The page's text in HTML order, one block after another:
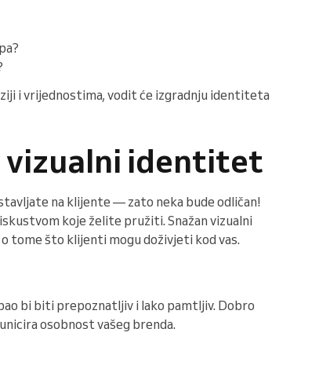
i vrijednostima, vodit će izgradnju identiteta
identitet
na klijente — zato neka bude odličan!
koje želite pružiti. Snažan vizualni
tome što klijenti mogu doživjeti kod vas.
bi biti prepoznatljiv i lako pamtljiv. Dobro
osobnost vašeg brenda.